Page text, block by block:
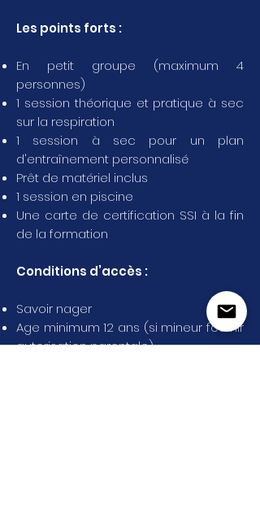
Les points forts :
En petit groupe (maximum 4
personnes)
1 session théorique et pratique à sec
sur la respiration
1 session à sec pour un plan
d'entraînement personnalisé
Prêt de matériel inclus
1 session en piscine
Une carte de certification SSI à la fin
de la formation
Conditions d’accès :
Savoir nager
Age minimum 12 ans (si mineur fournir
autorisation parentale)